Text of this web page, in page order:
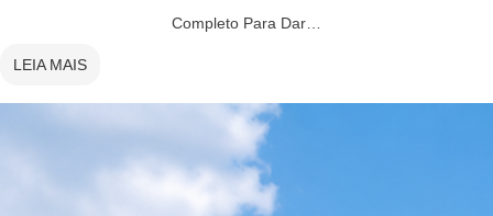
Completo Para Dar…
LEIA MAIS